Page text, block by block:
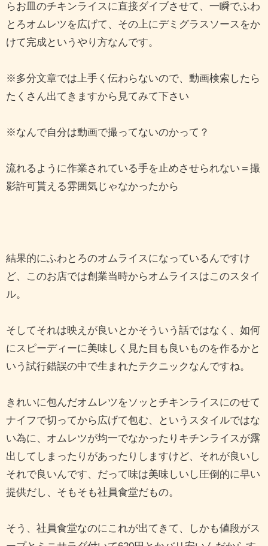
らお皿のチキンライスに直接ダイブさせて、一瞬でふわ
とろオムレツを広げて、その上にデミグラスソースをか
けて完成というやり方なんです。
※多分文章では上手く伝わらないので、動画検索したら
たくさん出てきますから見てみて下さい
※なんで自分は動画で撮ってないのかって？
流れるように作業されている手を止めさせられない＝撮
影許可貰える雰囲気じゃなかったから
結果的にふわとろのオムライスになっているんですけ
ど、このお店では創業当時からオムライスはこのスタイ
ル。
そしてそれは映えが良いとかそういう話ではなく、如何
にスピーディーに美味しく見た目も良いものを作るかと
いう試行錯誤の中で生まれたテクニックなんですね。
きれいに包んだオムレツをソッとチキンライスにのせて
ナイフで切ってから広げて包む、というスタイルではな
い為に、オムレツが均一でなかったりキチンライスが露
出してしまったりがあったりしますけど、それが良いし
それで良いんです、だって味は美味しいし圧倒的に早い
提供だし、そもそも社員食堂だもの。
そう、社員食堂なのにこれが出てきて、しかも値段がス